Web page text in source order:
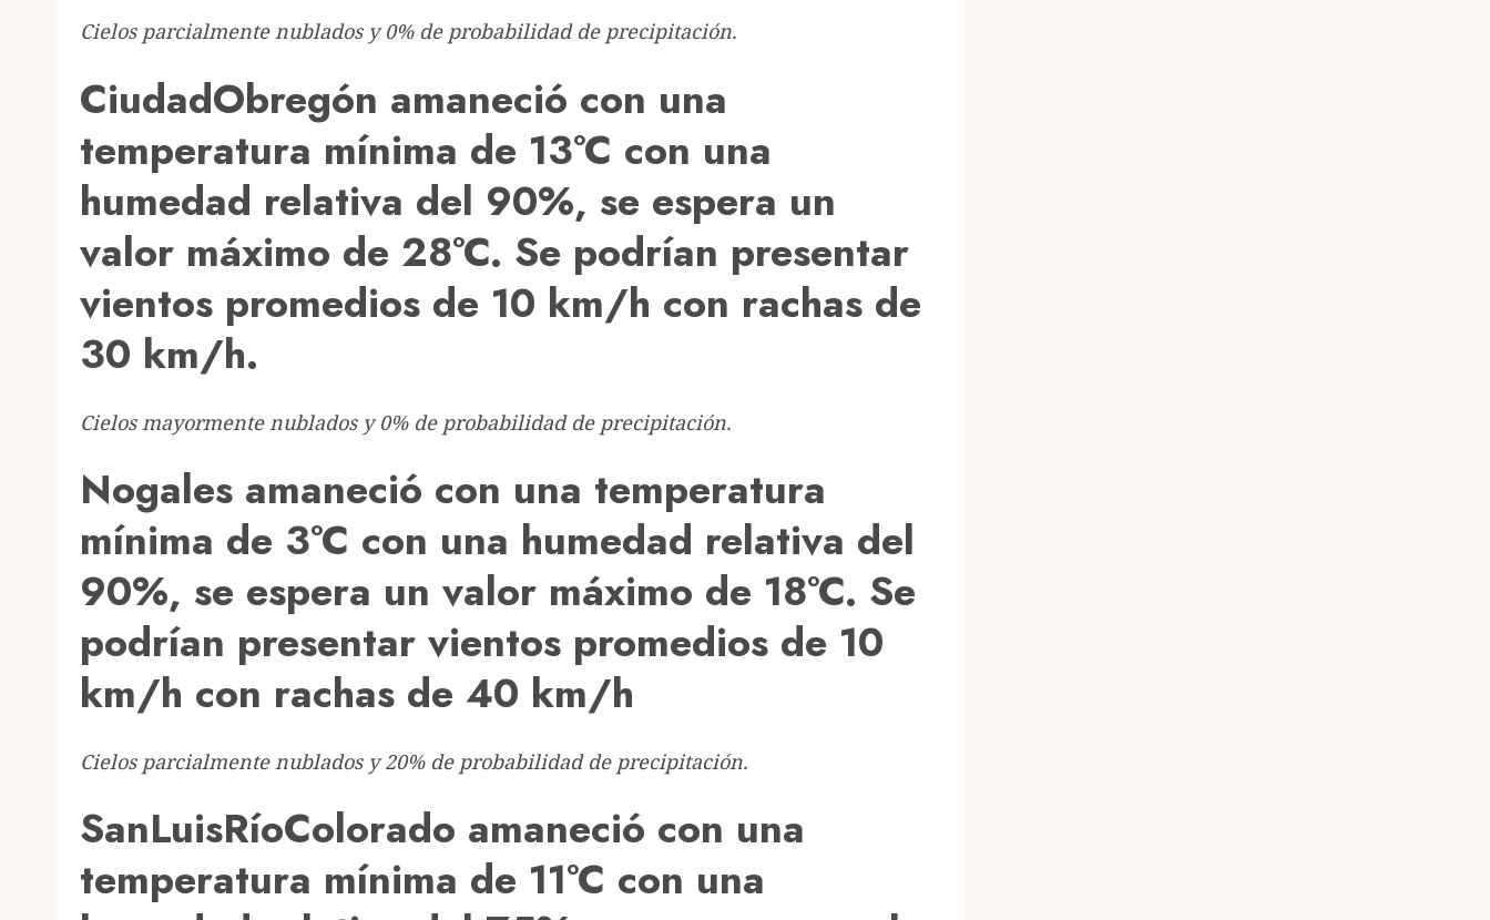
Cielos parcialmente nublados y 0% de probabilidad de precipitación.
CiudadObregón amaneció con una
temperatura mínima de 13°C con una
humedad relativa del 90%, se espera un
valor máximo de 28°C. Se podrían presentar
vientos promedios de 10 km/h con rachas de
30 km/h.
Cielos mayormente nublados y 0% de probabilidad de precipitación.
Nogales amaneció con una temperatura
mínima de 3°C con una humedad relativa del
90%, se espera un valor máximo de 18°C. Se
podrían presentar vientos promedios de 10
km/h con rachas de 40 km/h
Cielos parcialmente nublados y 20% de probabilidad de precipitación.
SanLuisRíoColorado amaneció con una
temperatura mínima de 11°C con una